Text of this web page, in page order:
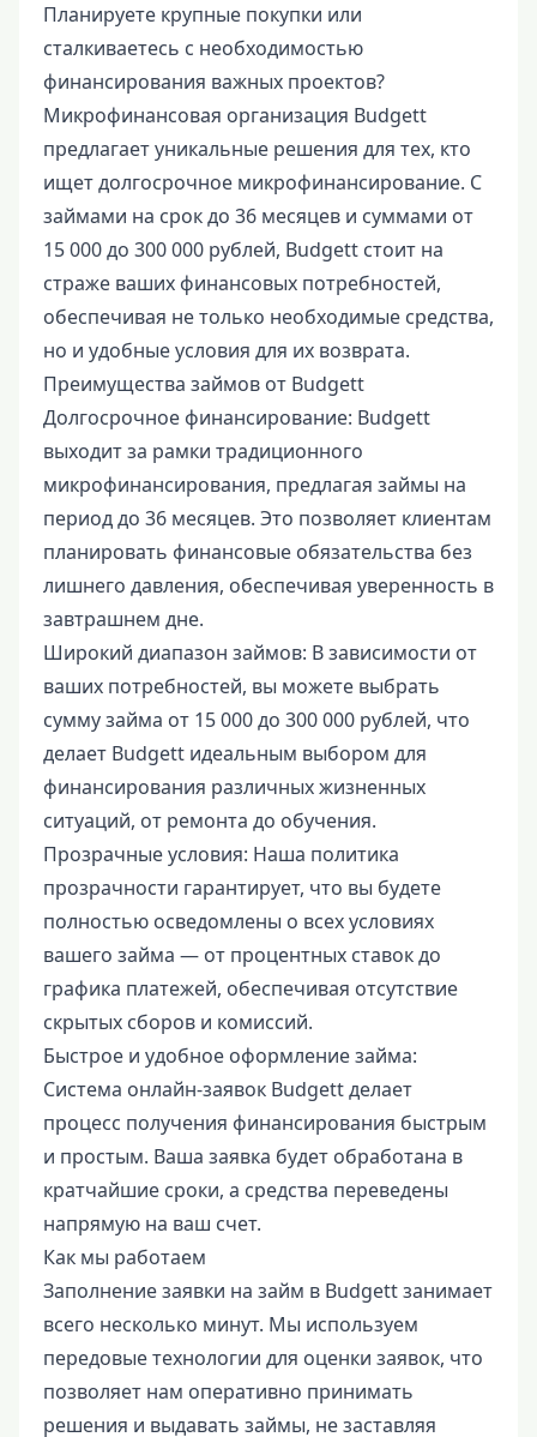
Планируете крупные покупки или
сталкиваетесь с необходимостью
финансирования важных проектов?
Микрофинансовая организация Budgett
предлагает уникальные решения для тех, кто
ищет долгосрочное микрофинансирование. С
займами на срок до 36 месяцев и суммами от
15 000 до 300 000 рублей, Budgett стоит на
страже ваших финансовых потребностей,
обеспечивая не только необходимые средства,
но и удобные условия для их возврата.
Преимущества займов от Budgett
Долгосрочное финансирование: Budgett
выходит за рамки традиционного
микрофинансирования, предлагая займы на
период до 36 месяцев. Это позволяет клиентам
планировать финансовые обязательства без
лишнего давления, обеспечивая уверенность в
завтрашнем дне.
Широкий диапазон займов: В зависимости от
ваших потребностей, вы можете выбрать
сумму займа от 15 000 до 300 000 рублей, что
делает Budgett идеальным выбором для
финансирования различных жизненных
ситуаций, от ремонта до обучения.
Прозрачные условия: Наша политика
прозрачности гарантирует, что вы будете
полностью осведомлены о всех условиях
вашего займа — от процентных ставок до
графика платежей, обеспечивая отсутствие
скрытых сборов и комиссий.
Быстрое и удобное оформление займа:
Система онлайн-заявок Budgett делает
процесс получения финансирования быстрым
и простым. Ваша заявка будет обработана в
кратчайшие сроки, а средства переведены
напрямую на ваш счет.
Как мы работаем
Заполнение заявки на займ в Budgett занимает
всего несколько минут. Мы используем
передовые технологии для оценки заявок, что
позволяет нам оперативно принимать
решения и выдавать займы, не заставляя